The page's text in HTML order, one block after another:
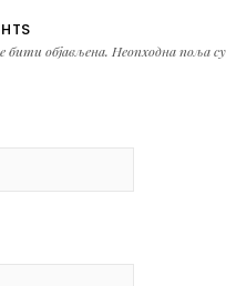
бити објављена. Неопходна поља